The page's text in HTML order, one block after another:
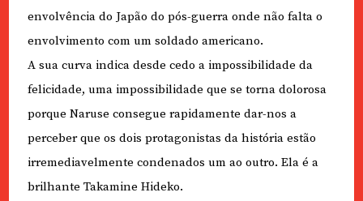
envolvência do Japão do pós-guerra onde não falta o
envolvimento com um soldado americano.
A sua curva indica desde cedo a impossibilidade da
felicidade, uma impossibilidade que se torna dolorosa
porque Naruse consegue rapidamente dar-nos a
perceber que os dois protagonistas da história estão
irremediavelmente condenados um ao outro. Ela é a
brilhante Takamine Hideko.